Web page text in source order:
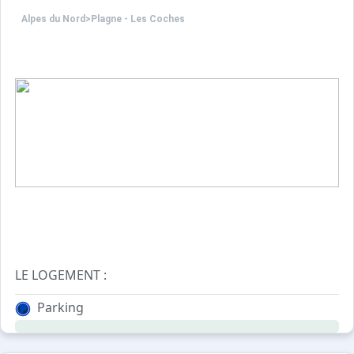
Alpes du Nord > Plagne - Les Coches
LE LOGEMENT :
Cet appartement en duplex de 37 m², classé 2 étoiles,
A l'étage
- une chambre mansardée avec 1 lit double (140cm)
Parking